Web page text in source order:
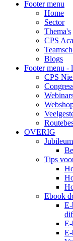
Footer menu
Home
Sector
Thema's
CPS
Blogs
Footer menu -
CPS
OVERIG
Tips
Ebook
E-